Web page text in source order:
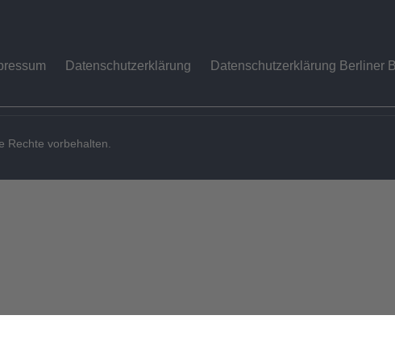
Datenschutzerklärung Datenschutzerklärung Berliner
Rechte vorbehalten.